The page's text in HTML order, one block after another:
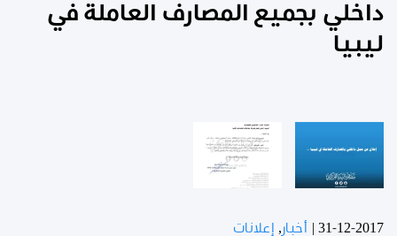
داخلي بجميع المصارف العاملة في
ليبيا
31-12-2017 أخبار, إعلانات